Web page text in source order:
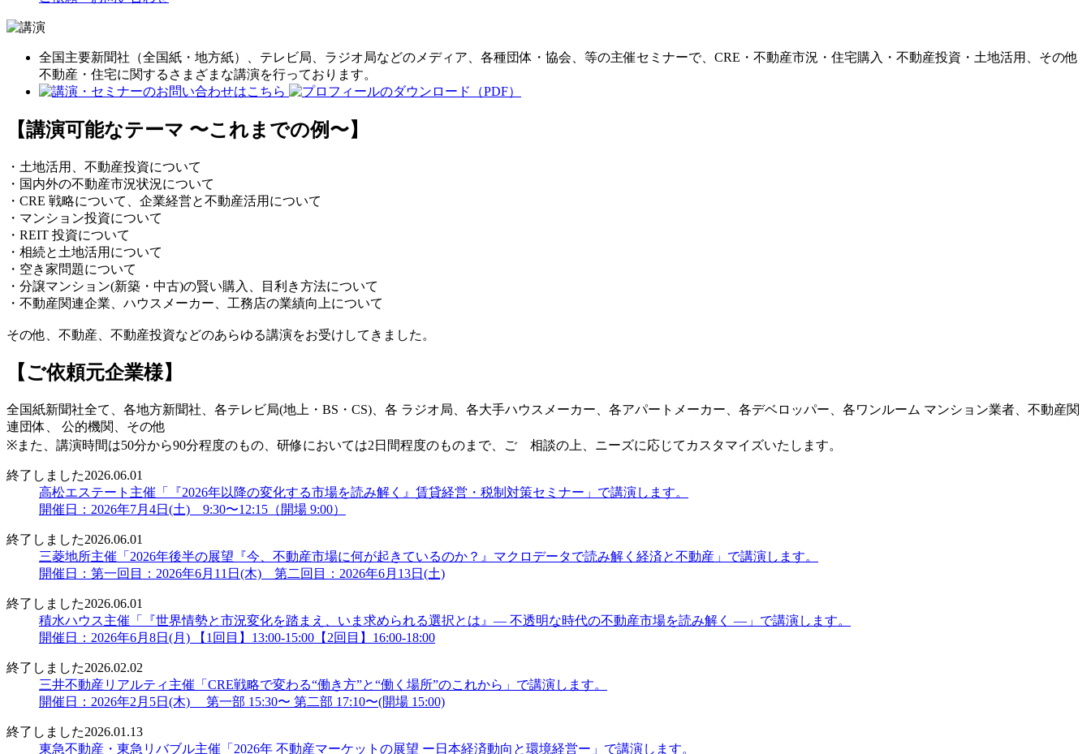
全国主要新聞社（全国紙・地方紙）、テレビ局、ラジオ局などのメディア、各種団体・協会、等の主催セミナーで、CRE・不動産市況・住宅購入・不動産投資・土地活用、その他
不動産・住宅に関するさまざまな講演を行っております。
【講演可能なテーマ 〜これまでの例〜】
・土地活用、不動産投資について
・国内外の不動産市況状況について
・CRE 戦略について、企業経営と不動産活用について
・マンション投資について
・REIT 投資について
・相続と土地活用について
・空き家問題について
・分譲マンション(新築・中古)の賢い購入、目利き方法について
・不動産関連企業、ハウスメーカー、工務店の業績向上について
その他、不動産、不動産投資などのあらゆる講演をお受けしてきました。
【ご依頼元企業様】
全国紙新聞社全て、各地方新聞社、各テレビ局(地上・BS・CS)、各 ラジオ局、各大手ハウスメーカー、各アパートメーカー、各デベロッパー、各ワンルーム マンション業者、不動産関
連団体、 公的機関、その他
※また、講演時間は50分から90分程度のもの、研修においては2日間程度のものまで、ご゙相談の上、ニーズに応じてカスタマイズいたします。
終了しました2026.06.01
高松エステート主催「『2026年以降の変化する市場を読み解く』賃貸経営・税制対策セミナー」で講演します。
開催日：2026年7月4日(土) 9:30〜12:15（開場 9:00）
終了しました2026.06.01
三菱地所主催「2026年後半の展望『今、不動産市場に何が起きているのか？』マクロデータで読み解く経済と不動産」で講演します。
開催日：第一回目：2026年6月11日(木) 第二回目：2026年6月13日(土)
終了しました2026.06.01
積水ハウス主催「『世界情勢と市況変化を踏まえ、いま求められる選択とは』― 不透明な時代の不動産市場を読み解く ―」で講演します。
開催日：2026年6月8日(月) 【1回目】13:00-15:00【2回目】16:00-18:00
終了しました2026.02.02
三井不動産リアルティ主催「CRE戦略で変わる“働き方”と“働く場所”のこれから」で講演します。
開催日：2026年2月5日(木) 第一部 15:30〜 第二部 17:10〜(開場 15:00)
終了しました2026.01.13
東急不動産・東急リバブル主催「2026年 不動産マーケットの展望 ー日本経済動向と環境経営ー」で講演します。